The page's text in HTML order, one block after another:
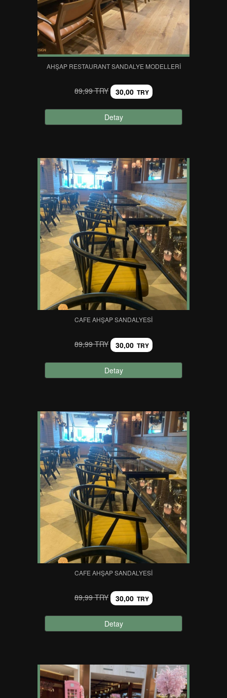
AHŞAP RESTAURANT SANDALYE MODELLERI
89,99 TRY 30,00 TRY
Detay
CAFE AHŞAP SANDALYESI
89,99 TRY 30,00 TRY
Detay
CAFE AHŞAP SANDALYESI
89,99 TRY 30,00 TRY
Detay